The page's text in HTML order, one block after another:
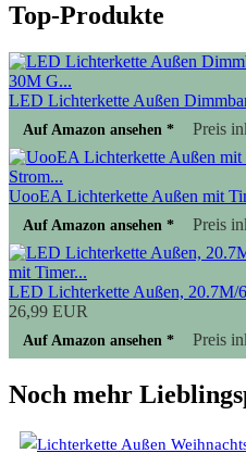
Top-Produkte
LED Lichterkette Außen
Auf Amazon ansehen * Preis
UooEA Lichterkette Außen mit
Auf Amazon ansehen * Preis
LED Lichterkette Außen, 20.7M/
26,99 EUR
Auf Amazon ansehen * Preis
Noch mehr